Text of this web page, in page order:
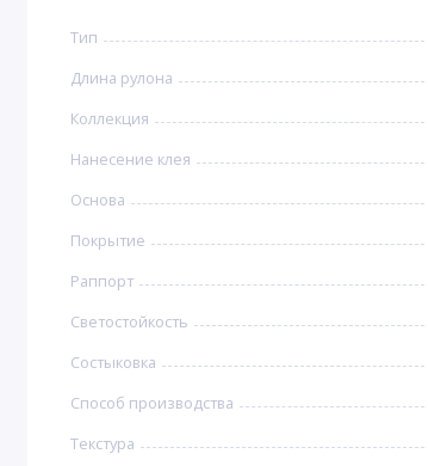
Тип
Длина рулона
Коллекция
Нанесение клея
Основа
Покрытие
Раппорт
Светостойкость
Состыковка
Способ производства
Текстура